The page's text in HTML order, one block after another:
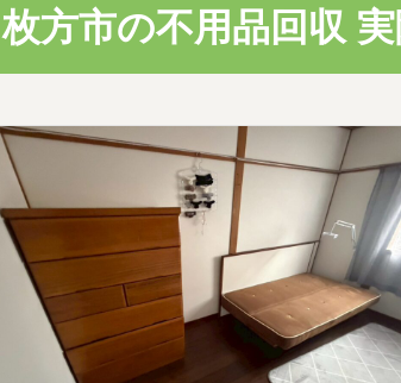
枚方市の不用品回収